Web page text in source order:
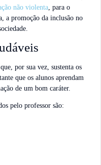
não violenta , para o
a promoção da inclusão no
por sua vez, sustenta os
que os alunos aprendam
de um bom caráter.
pelo professor são: